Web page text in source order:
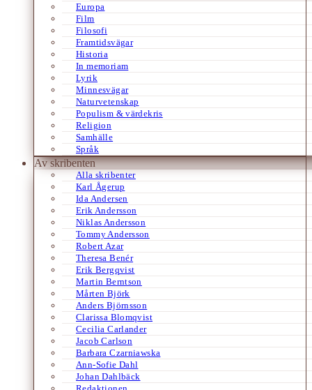
Europa
Film
Filosofi
Framtidsvägar
Historia
In memoriam
Lyrik
Minnesvägar
Naturvetenskap
Populism & värdekris
Religion
Samhälle
Språk
Av skribenten
Alla skribenter
Karl Ågerup
Ida Andersen
Erik Andersson
Niklas Andersson
Tommy Andersson
Robert Azar
Theresa Benér
Erik Bergqvist
Martin Berntson
Mårten Björk
Anders Björnsson
Clarissa Blomqvist
Cecilia Carlander
Jacob Carlson
Barbara Czarniawska
Ann-Sofie Dahl
Johan Dahlbäck